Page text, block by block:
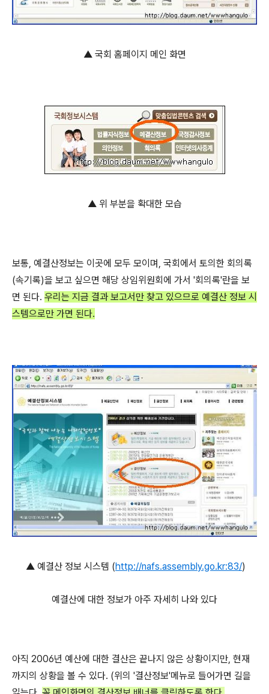
▲ 국회 홈페이지 메인 화면
▲ 위 부분을 확대한 모습
보통, 예결산정보는 이곳에 모두 모이며, 국회에서 토의한 회의록
(속기록)을 보고 싶으면 해당 상임위원회에 가서 '회의록'란을 보
면 된다. 우리는 지금 결과 보고서만 찾고 있으므로 예결산 정보 시
스템으로만 가면 된다.
▲ 예결산 정보 시스템 (http://nafs.assembly.go.kr:83/)
예결산에 대한 정보가 아주 자세히 나와 있다
아직 2006년 예산에 대한 결산은 끝나지 않은 상황이지만, 현재
까지의 상황을 볼 수 있다. (위의 '결산정보'메뉴로 들어가면 길을